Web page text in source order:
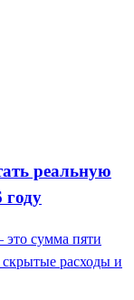
реальную
году
это сумма пяти
расходы и